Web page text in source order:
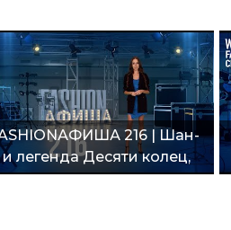
216 | Шан-
легенда Десяти колец,
Man, Вечные, Не